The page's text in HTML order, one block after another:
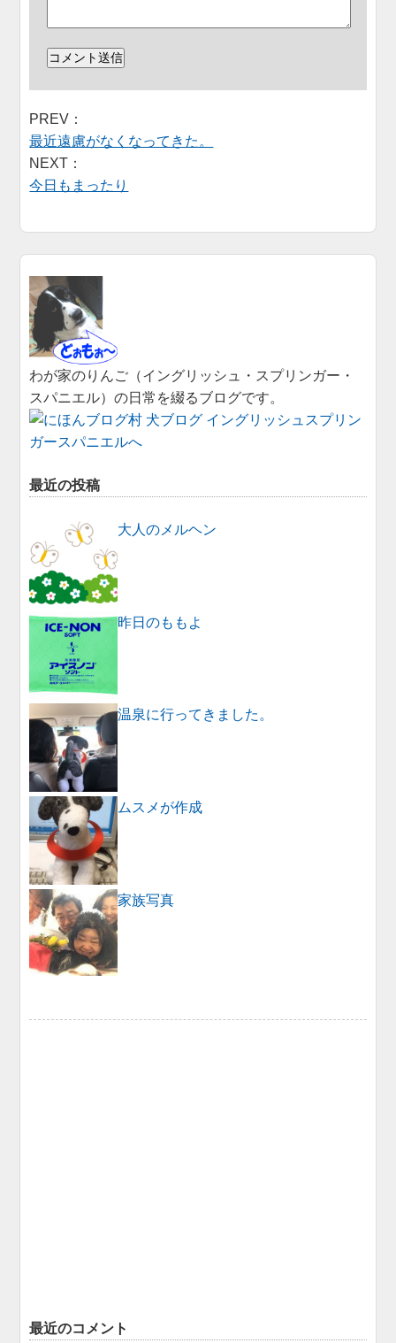
PREV：
最近遠慮がなくなってきた。
NEXT：
今日もまったり
わが家のりんご（イングリッシュ・スプリンガー・
スパニエル）の日常を綴るブログです。
最近の投稿
大人のメルヘン
昨日のももよ
温泉に行ってきました。
ムスメが作成
家族写真
最近のコメント